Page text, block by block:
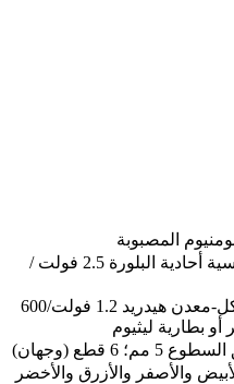
المصبوبة
لوحة شمسية أحادية البلورة 2.5 فولت /
بطارية نيكل-معدن هيدريد 1.2 فولت/600
أو بطارية ليثيوم
6 قطع (وجهان)
والأصفر والأزرق والأخضر